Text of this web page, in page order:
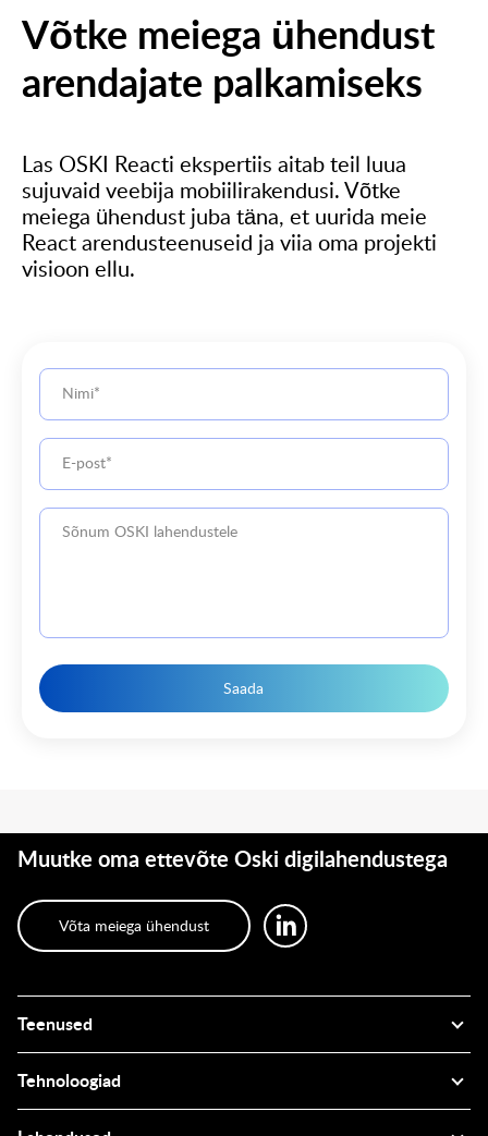
Võtke meiega ühendust
arendajate palkamiseks
Las OSKI Reacti ekspertiis aitab teil luua
sujuvaid veebija mobiilirakendusi. Võtke
meiega ühendust juba täna, et uurida meie
React arendusteenuseid ja viia oma projekti
visioon ellu.
Saada
Muutke oma ettevõte Oski digilahendustega
Võta meiega ühendust
Teenused
Tehnoloogiad